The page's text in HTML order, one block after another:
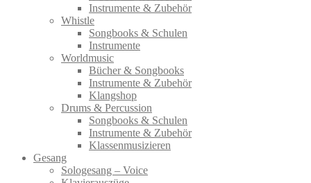
Instrumente & Zubehör
Whistle
Songbooks & Schulen
Instrumente
Worldmusic
Bücher & Songbooks
Instrumente & Zubehör
Klangshop
Drums & Percussion
Songbooks & Schulen
Instrumente & Zubehör
Klassenmusizieren
Gesang
Sologesang – Voice